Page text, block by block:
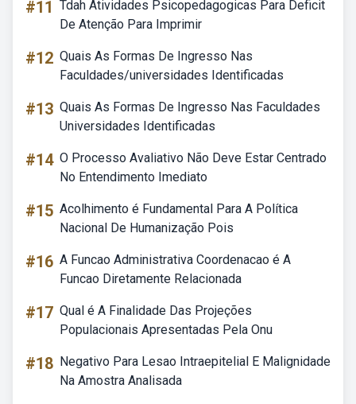
#11 Tdah Atividades Psicopedagogicas Para Deficit
De Atenção Para Imprimir
#12 Quais As Formas De Ingresso Nas
Faculdades/universidades Identificadas
#13 Quais As Formas De Ingresso Nas Faculdades
Universidades Identificadas
#14 O Processo Avaliativo Não Deve Estar Centrado
No Entendimento Imediato
#15 Acolhimento é Fundamental Para A Política
Nacional De Humanização Pois
#16 A Funcao Administrativa Coordenacao é A
Funcao Diretamente Relacionada
#17 Qual é A Finalidade Das Projeções
Populacionais Apresentadas Pela Onu
#18 Negativo Para Lesao Intraepitelial E Malignidade
Na Amostra Analisada